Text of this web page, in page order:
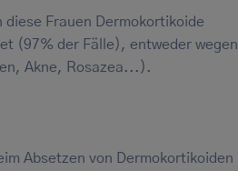
Frauen Dermokortikoide
(97% der Fälle), entweder
Akne, Rosazea...).
Absetzen von Dermokortikoiden